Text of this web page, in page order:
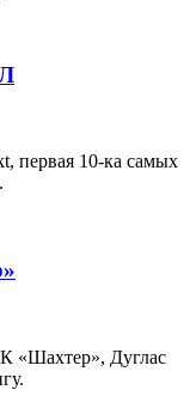
первая 10-ка самых
«Шахтер», Дуглас